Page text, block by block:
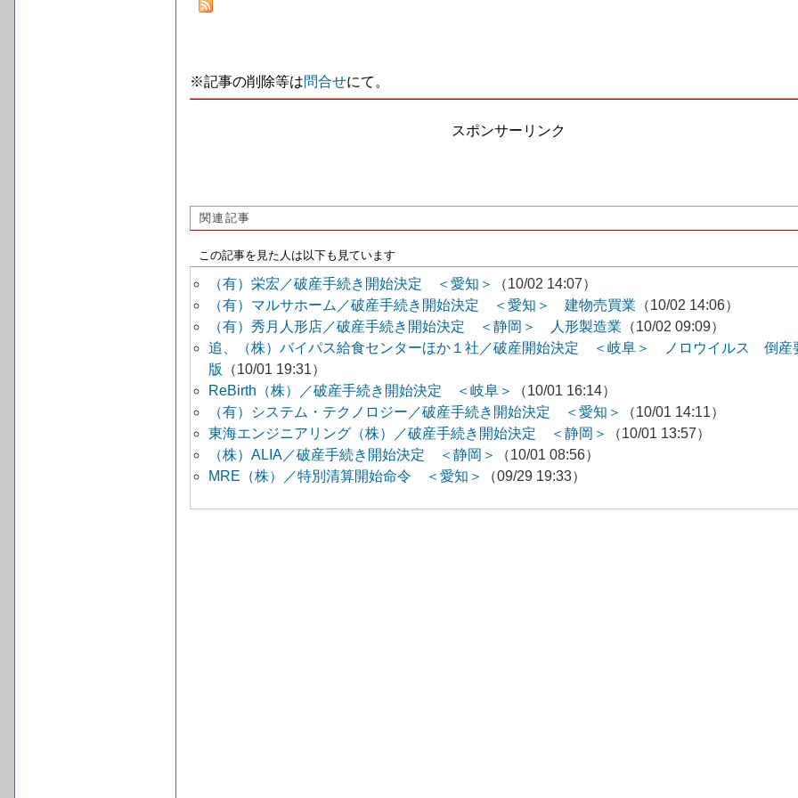
※記事の削除等は問合せにて。
スポンサーリンク
関連記事
この記事を見た人は以下も見ています
（有）栄宏／破産手続き開始決定 ＜愛知＞
（10/02 14:07）
（有）マルサホーム／破産手続き開始決定 ＜愛知＞ 建物売買業 （10/02 14:06）
（有）秀月人形店／破産手続き開始決定 ＜静岡＞ 人形製造業 （10/02 09:09）
追、（株）バイパス給食センターほか１社／破産開始決定 ＜岐阜＞ ノロウイルス 倒産
版
（10/01 19:31）
ReBirth（株）／破産手続き開始決定 ＜岐阜＞
（10/01 16:14）
（有）システム・テクノロジー／破産手続き開始決定 ＜愛知＞
（10/01 14:11）
東海エンジニアリング（株）／破産手続き開始決定 ＜静岡＞
（10/01 13:57）
（株）ALIA／破産手続き開始決定 ＜静岡＞
（10/01 08:56）
MRE（株）／特別清算開始命令 ＜愛知＞
（09/29 19:33）